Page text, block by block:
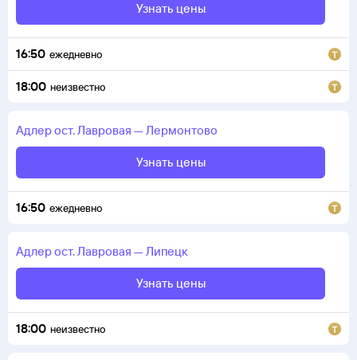
Узнать цены
16:50 ежедневно
18:00 неизвестно
Адлерост. Лавровая —Лермонтово
Узнать цены
16:50 ежедневно
Адлерост. Лавровая —Липецк
Узнать цены
18:00 неизвестно